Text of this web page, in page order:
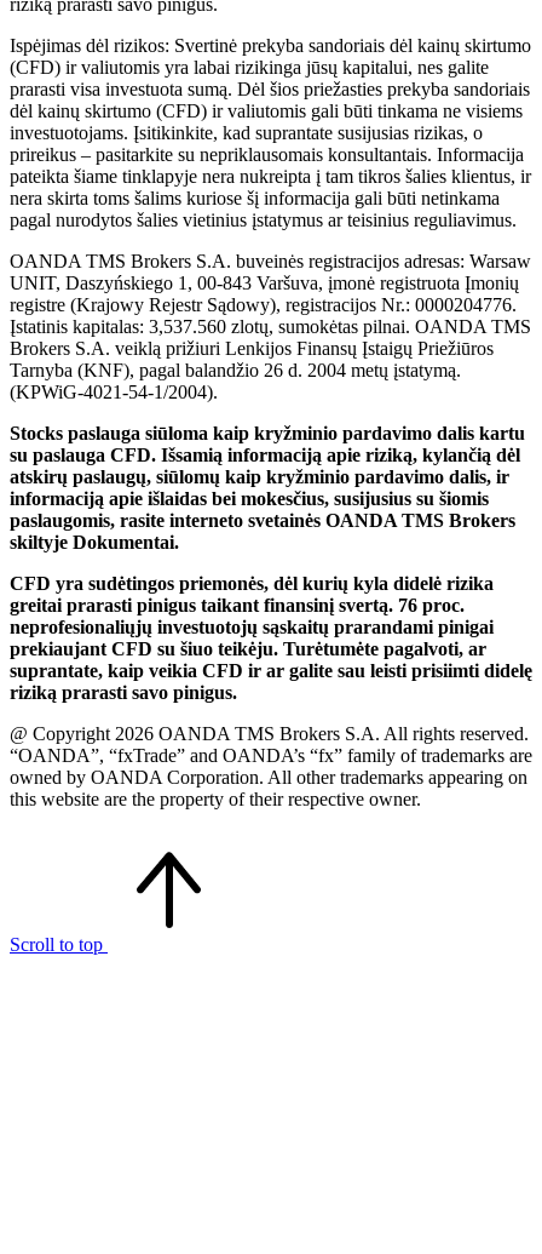
Ispėjimas dėl rizikos: Svertinė prekyba sandoriais dėl kainų skirtumo
(CFD) ir valiutomis yra labai rizikinga jūsų kapitalui, nes galite
prarasti visa investuota sumą. Dėl šios priežasties prekyba sandoriais
dėl kainų skirtumo (CFD) ir valiutomis gali būti tinkama ne visiems
investuotojams. Įsitikinkite, kad suprantate susijusias rizikas, o
prireikus – pasitarkite su nepriklausomais konsultantais. Informacija
pateikta šiame tinklapyje nera nukreipta į tam tikros šalies klientus, ir
nera skirta toms šalims kuriose šį informacija gali būti netinkama
pagal nurodytos šalies vietinius įstatymus ar teisinius reguliavimus.
OANDA TMS Brokers S.A. buveinės registracijos adresas: Warsaw
UNIT, Daszyńskiego 1, 00-843 Varšuva, įmonė registruota Įmonių
registre (Krajowy Rejestr Sądowy), registracijos Nr.: 0000204776.
Įstatinis kapitalas: 3,537.560 zlotų, sumokėtas pilnai. OANDA TMS
Brokers S.A. veiklą prižiuri Lenkijos Finansų Įstaigų Priežiūros
Tarnyba (KNF), pagal balandžio 26 d. 2004 metų įstatymą.
(KPWiG-4021-54-1/2004).
Stocks paslauga siūloma kaip kryžminio pardavimo dalis kartu
su paslauga CFD. Išsamią informaciją apie riziką, kylančią dėl
atskirų paslaugų, siūlomų kaip kryžminio pardavimo dalis, ir
informaciją apie išlaidas bei mokesčius, susijusius su šiomis
paslaugomis, rasite interneto svetainės OANDA TMS Brokers
skiltyje Dokumentai.
CFD yra sudėtingos priemonės, dėl kurių kyla didelė rizika
greitai prarasti pinigus taikant finansinį svertą. 76 proc.
neprofesionaliųjų investuotojų sąskaitų prarandami pinigai
prekiaujant CFD su šiuo teikėju. Turėtumėte pagalvoti, ar
suprantate, kaip veikia CFD ir ar galite sau leisti prisiimti didelę
riziką prarasti savo pinigus.
@ Copyright 2026 OANDA TMS Brokers S.A. All rights reserved.
“OANDA”, “fxTrade” and OANDA’s “fx” family of trademarks are
owned by OANDA Corporation. All other trademarks appearing on
this website are the property of their respective owner.
Scroll to top